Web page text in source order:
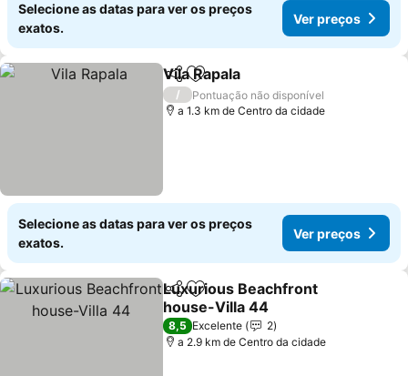
Selecione as datas para ver os preços
exatos.
Ver preços
PartilharAdicionar aos favoritos
Vila Rapala
/
Pontuação não disponível
a 1.3 km de Centro da cidade
Selecione as datas para ver os preços
exatos.
Ver preços
PartilharAdicionar aos favoritos
Luxurious Beachfront
house-Villa 44
Ver preços
8,5 Excelente
2
a 2.9 km de Centro da cidade